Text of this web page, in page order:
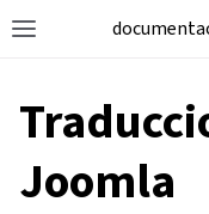
Joomla